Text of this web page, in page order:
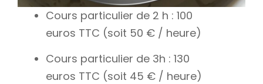
Cours particulier de 2 h : 100
euros TTC (soit 50 € / heure)
Cours particulier de 3h : 130
euros TTC (soit 45 € / heure)